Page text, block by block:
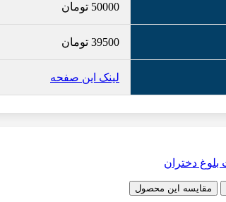
50000 تومان
39500 تومان
لینک این صفحه
مقایسه این محصول